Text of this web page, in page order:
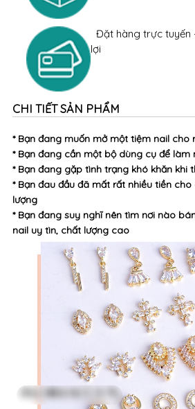
Đặt hàng trực tuyến
lợi
CHI TIẾT SẢN PHẨM
* Bạn đang muốn mở một tiệm nail cho
* Bạn đang cần một bộ dùng cụ để làm
* Bạn đang gặp tình trạng khó khăn khi
* Bạn đau đầu đã mất rất nhiều tiền
lượng
* Bạn đang suy nghĩ nên tìm nơi nào
nail uy tìn, chất lượng cao